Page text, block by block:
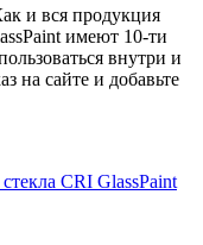
и вся продукция
имеют 10-ти
внутри и
на сайте и добавьте
CRI GlassPaint